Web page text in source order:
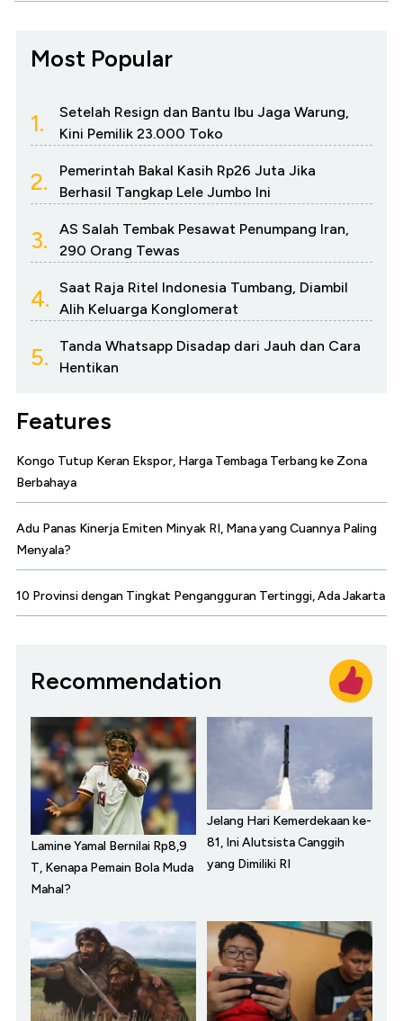
Most Popular
1.
Setelah Resign dan Bantu Ibu Jaga Warung,
Kini Pemilik 23.000 Toko
2.
Pemerintah Bakal Kasih Rp26 Juta Jika
Berhasil Tangkap Lele Jumbo Ini
3.
AS Salah Tembak Pesawat Penumpang Iran,
290 Orang Tewas
4.
Saat Raja Ritel Indonesia Tumbang, Diambil
Alih Keluarga Konglomerat
5.
Tanda Whatsapp Disadap dari Jauh dan Cara
Hentikan
Features
Kongo Tutup Keran Ekspor, Harga Tembaga Terbang ke Zona
Berbahaya
Adu Panas Kinerja Emiten Minyak RI, Mana yang Cuannya Paling
Menyala?
10 Provinsi dengan Tingkat Pengangguran Tertinggi, Ada Jakarta
Recommendation
Lamine Yamal Bernilai Rp8,9
T, Kenapa Pemain Bola Muda
Mahal?
Jelang Hari Kemerdekaan ke-
81, Ini Alutsista Canggih
yang Dimiliki RI